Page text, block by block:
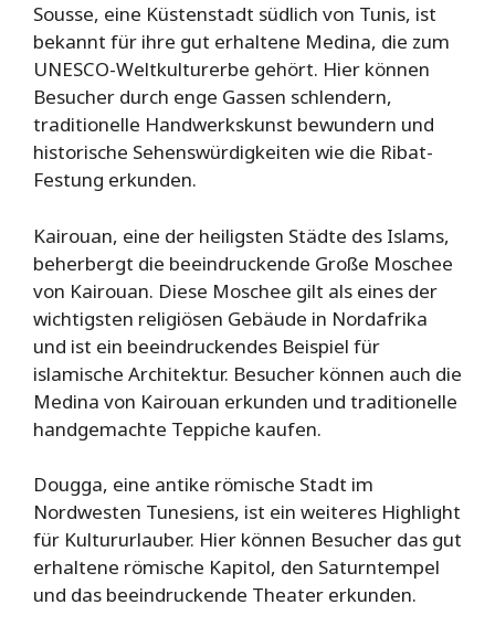
Sousse, eine Küstenstadt südlich von Tunis, ist
bekannt für ihre gut erhaltene Medina, die zum
UNESCO-Weltkulturerbe gehört. Hier können
Besucher durch enge Gassen schlendern,
traditionelle Handwerkskunst bewundern und
historische Sehenswürdigkeiten wie die Ribat-
Festung erkunden.
Kairouan, eine der heiligsten Städte des Islams,
beherbergt die beeindruckende Große Moschee
von Kairouan. Diese Moschee gilt als eines der
wichtigsten religiösen Gebäude in Nordafrika
und ist ein beeindruckendes Beispiel für
islamische Architektur. Besucher können auch die
Medina von Kairouan erkunden und traditionelle
handgemachte Teppiche kaufen.
Dougga, eine antike römische Stadt im
Nordwesten Tunesiens, ist ein weiteres Highlight
für Kultururlauber. Hier können Besucher das gut
erhaltene römische Kapitol, den Saturntempel
und das beeindruckende Theater erkunden.